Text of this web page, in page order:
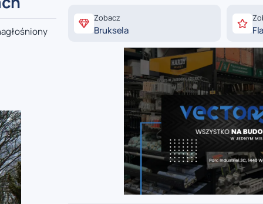
Zobacz
Bruksela